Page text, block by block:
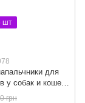
шт
для
у собак и кошек
Wipes 50шт
грн